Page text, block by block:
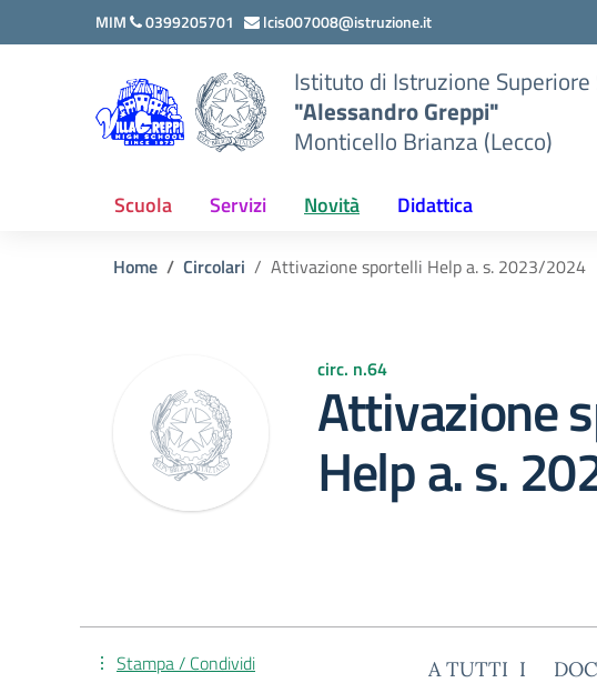
Vai ai contenuti
Vai al menu di navigazione
MIM 0399205701 lcis007008@istruzione.it
Istituto di Istruzione
"Alessandro Greppi"
Monticello Brianza (Lecco)
Scuola Servizi Novità Didattica
Home Circolari Attivazione sportelli Help a. s. 2023/2024
circ. n.64
Attivazione
Help a. s.
A TUTTI I
Stampa / Condividi